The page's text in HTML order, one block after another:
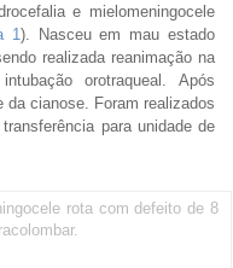
e mielomeningocele
1). Nasceu em mau estado
realizada reanimação na
orotraqueal. Após
da cianose. Foram realizados
para unidade de
rota com defeito de 8